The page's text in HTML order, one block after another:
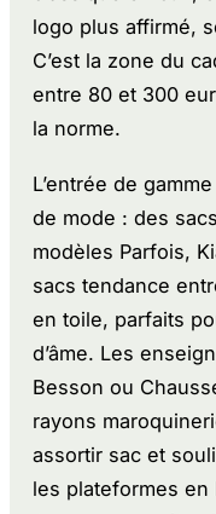
logo plus affirmé,
C’est la zone du
entre 80 et 300
la norme.
L’entrée de
de mode : des
modèles Parfois,
sacs tendance
en toile, parfaits
d’âme. Les
Besson ou
rayons
assortir sac et
les plateformes en